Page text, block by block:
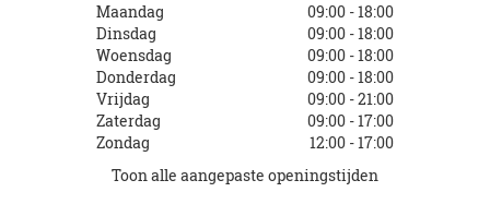
Maandag
09:00 - 18:00
Dinsdag
09:00 - 18:00
Woensdag
09:00 - 18:00
Donderdag
09:00 - 18:00
Vrijdag
09:00 - 21:00
Zaterdag
09:00 - 17:00
Zondag
12:00 - 17:00
Toon alle aangepaste openingstijden